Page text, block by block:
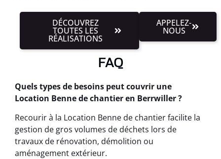
DÉCOUVREZ
TOUTES LES
RÉALISATIONS
APPELEZ-
NOUS
FAQ
Quels types de besoins peut couvrir une
Location Benne de chantier en Berrwiller ?
Recourir à la Location Benne de chantier facilite la
gestion de gros volumes de déchets lors de
travaux de rénovation, démolition ou
aménagement extérieur.